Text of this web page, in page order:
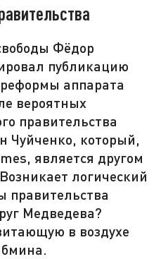
Фёдор
публикацию
аппарата
вероятных
правительства
Чуйченко, который,
является другом
логический
правительства
Медведева?
в воздухе